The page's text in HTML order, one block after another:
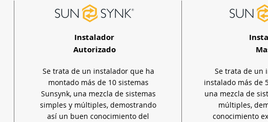
Instalador
Autorizado
Se trata de un instalador que ha
montado más de 10 sistemas
Sunsynk, una mezcla de sistemas
simples y múltiples, demostrando
así un buen conocimiento del
Se trata de un
instalado más de
una mezcla de
múltiples,
conocimiento